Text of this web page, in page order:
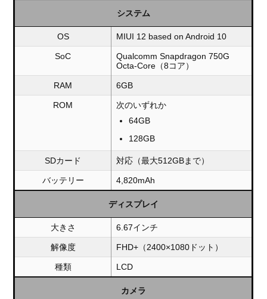
システム
OS MIUI 12 based on Android 10
SoC
Qualcomm Snapdragon 750G
Octa-Core（8コア）
RAM 6GB
ROM
次のいずれか
64GB
128GB
SDカード 対応（最大512GBまで）
バッテリー 4,820mAh
ディスプレイ
大きさ 6.67インチ
解像度 FHD+（2400×1080ドット）
種類 LCD
カメラ